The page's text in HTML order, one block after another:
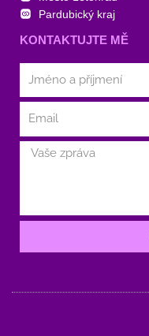
Pardubický kraj
KONTAKTUJTE MĚ